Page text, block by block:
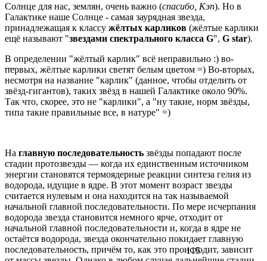
Солнце для нас, землян, очень важно (спасибо, Кэп). Но в
Галактике наше Солнце - самая заурядная звезда,
принадлежащая к классу жёлтых карликов (жёлтые карлики
ещё называют "звездами спектрального класса G", G star).
В определении "жёлтый карлик" всё неправильно :) во-
первых, жёлтые карлики светят белым цветом =) Во-вторых,
несмотря на название "карлик" (данное, чтобы отделить от
звёзд-гигантов), таких звёзд в нашей Галактике около 90%.
Так что, скорее, это не "карлики", а "ну такие, норм звёзды,
типа такие правильные все, в натуре" =)
На главную последовательность звёзды попадают после
стадии протозвезды — когда их единственным источником
энергии становятся термоядерные реакции синтеза гелия из
водорода, идущие в ядре. В этот момент возраст звезды
считается нулевым и она находится на так называемой
начальной главной последовательности. По мере исчерпания
водорода звезда становится немного ярче, отходит от
начальной главной последовательности и, когда в ядре не
остаётся водорода, звезда окончательно покидает главную
последовательность, причём то, как это происходит, зависит
—
115